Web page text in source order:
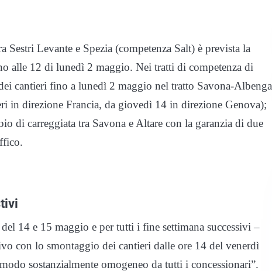
Levante e Spezia (competenza Salt) è prevista la
alle 12 di lunedì 2 maggio. Nei tratti di competenza di
cantieri fino a lunedì 2 maggio nel tratto Savona-Albenga
in direzione Francia, da giovedì 14 in direzione Genova);
di carreggiata tra Savona e Altare con la garanzia di due
14 e 15 maggio e per tutti i fine settimana successivi –
con lo smontaggio dei cantieri dalle ore 14 del venerdì
sostanzialmente omogeneo da tutti i concessionari”.